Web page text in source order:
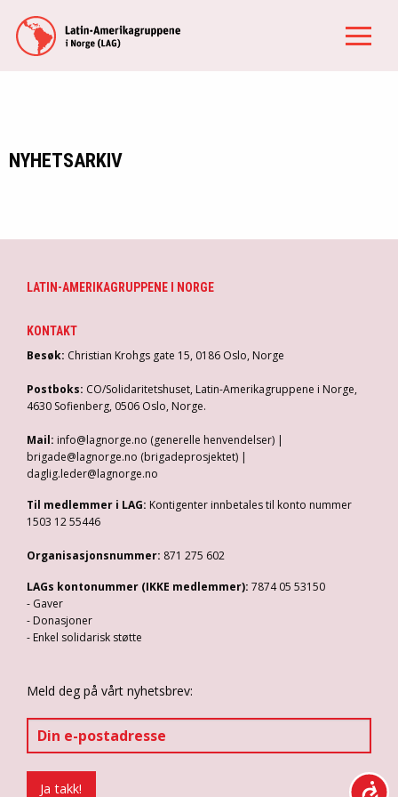
NYHETSARKIV
LATIN-AMERIKAGRUPPENE I NORGE
KONTAKT
Besøk: Christian Krohgs gate 15, 0186 Oslo, Norge
Postboks: CO/Solidaritetshuset, Latin-Amerikagruppene i Norge,
4630 Sofienberg, 0506 Oslo, Norge.
Mail: info@lagnorge.no (generelle henvendelser) |
brigade@lagnorge.no (brigadeprosjektet) |
daglig.leder@lagnorge.no
Til medlemmer i LAG: Kontigenter innbetales til konto nummer
1503 12 55446
Organisasjonsnummer: 871 275 602
LAGs kontonummer (IKKE medlemmer): 7874 05 53150
- Gaver
- Donasjoner
- Enkel solidarisk støtte
Meld deg på vårt nyhetsbrev: